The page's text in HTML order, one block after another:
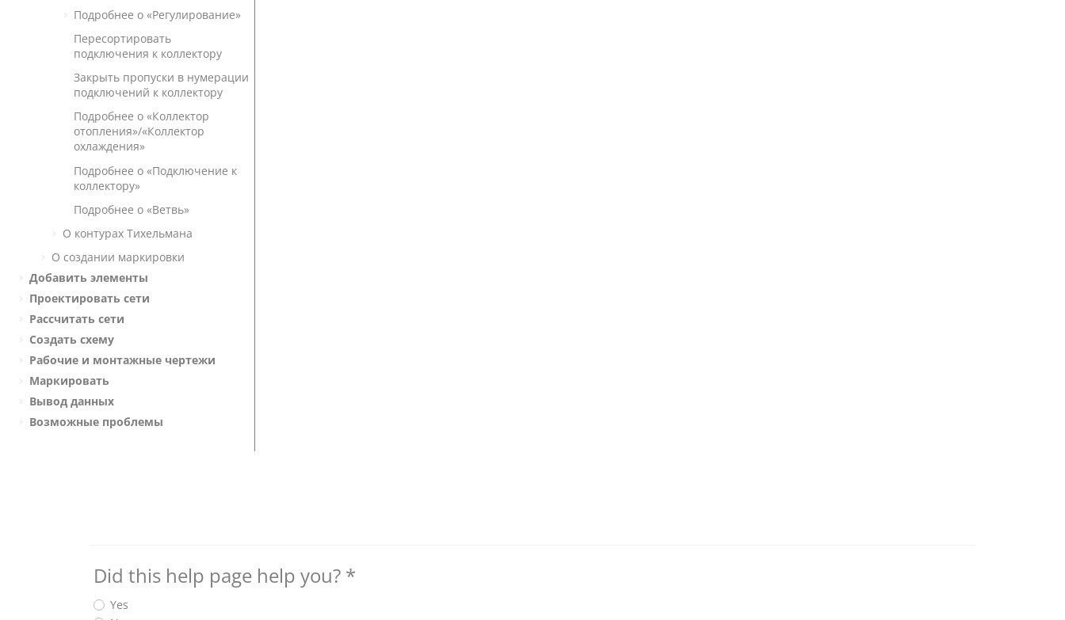
Подробнее о «Регулирование»
Пересортировать
подключения к коллектору
Закрыть пропуски в нумерации
подключений к коллектору
Подробнее о «Коллектор
отопления»/«Коллектор
охлаждения»
Подробнее о «Подключение к
коллектору»
Подробнее о «Ветвь»
О контурах Тихельмана
О создании маркировки
Добавить элементы
Проектировать сети
Рассчитать сети
Создать схему
Рабочие и монтажные чертежи
Маркировать
Вывод данных
Возможные проблемы
Did this help page help you? *
Yes